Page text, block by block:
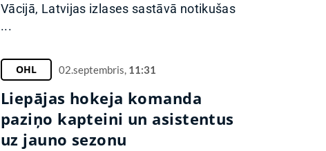
Vācijā, Latvijas izlases sastāvā notikušas
...
OHL 02.septembris, 11:31
Liepājas hokeja komanda
paziņo kapteini un asistentus
uz jauno sezonu